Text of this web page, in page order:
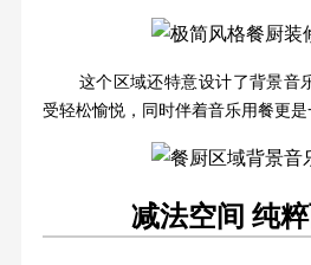
这个区域还特意设计了背景音
受轻松愉悦，同时伴着音乐用餐更是
减法空间 纯